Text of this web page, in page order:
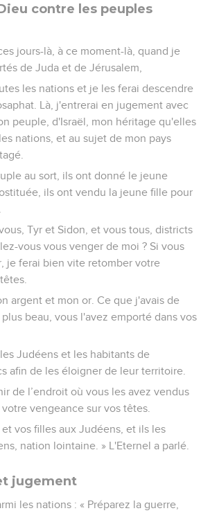
contre les peuples
jours-là, à ce moment-là, quand je
de Juda et de Jérusalem,
les nations et je les ferai descendre
Là, j'entrerai en jugement avec
peuple, d'Israël, mon héritage qu'elles
nations, et au sujet de mon pays
au sort, ils ont donné le jeune
ils ont vendu la jeune fille pour
Tyr et Sidon, et vous tous, districts
vous vous venger de moi ? Si vous
je ferai bien vite retomber votre
argent et mon or. Ce que j'avais de
beau, vous l'avez emporté dans vos
Judéens et les habitants de
afin de les éloigner de leur territoire.
de l’endroit où vous les avez vendus
vengeance sur vos têtes.
vos filles aux Judéens, et ils les
nation lointaine. » L'Eternel a parlé.
jugement
les nations : « Préparez la guerre,